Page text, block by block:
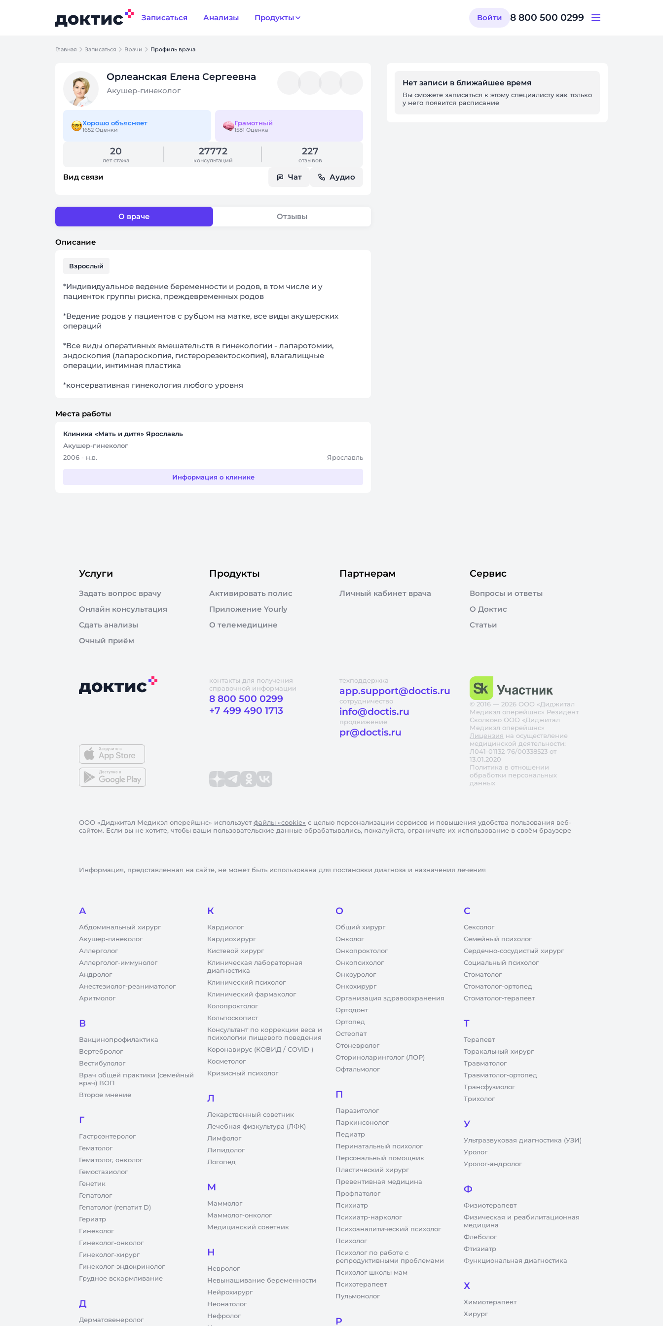
Записаться Анализы Продукты Войти 8 800 500 0299
Главная Записаться Врачи Профиль врача
Орлеанская Елена Сергеевна
Акушер-гинеколог
Хорошо объясняет
1652 Оценки
Грамотный
1581 Оценка
20
лет стажа
27772
консультаций
227
отзывов
Вид связи Чат Аудио
О враче Отзывы
Описание
Взрослый
*Индивидуальное ведение беременности и родов, в том числе и у
пациенток группы риска, преждевременных родов
*Ведение родов у пациентов с рубцом на матке, все виды акушерских
операций
*Все виды оперативных вмешательств в гинекологии - лапаротомии,
эндоскопия (лапароскопия, гистерорезектоскопия), влагалищные
операции, интимная пластика
Места работы
Клиника «Мать и дитя» Ярославль
Акушер-гинеколог
2006 - н.в.
Ярославль
Информация о клинике
Нет записи в ближайшее время
Вы сможете записаться к этому специалисту как только
у него появится расписание
Услуги
Задать вопрос врачу
Онлайн консультация
Сдать анализы
Очный приём
Продукты
Активировать полис
Приложение Yourly
О телемедицине
Партнерам
Личный кабинет врача
Сервис
Вопросы и ответы
О Доктис
Статьи
контакты для получения
справочной информации
8 800 500 0299
+7 499 490 1713
техподдержка
app.support@doctis.ru
сотрудничество
info@doctis.ru
продвижение
pr@doctis.ru
© 2016 — 2026 ООО «Диджитал
Медикэл оперейшнс» Резидент
Сколково ООО «Диджитал
Медикэл оперейшнс»
Лицензия на осуществление
медицинской деятельности:
Л041-01132-76/00338523 от
13.01.2020
Политика в отношении
обработки персональных
данных
ООО «Диджитал Медикэл оперейшнс» используетфайлы «cookie» с целью персонализации сервисов и повышения удобства пользования веб-
сайтом. Если вы не хотите, чтобы ваши пользовательские данные обрабатывались, пожалуйста, ограничьте их использование в своём браузере
Информация, представленная на сайте, не может быть использована для постановки диагноза и назначения лечения
А
Абдоминальный хирург
Акушер-гинеколог
Аллерголог
Аллерголог-иммунолог
Андролог
Анестезиолог-реаниматолог
Аритмолог
В
Вакцинопрофилактика
Вертебролог
Вестибулолог
Врач общей практики (семейный
врач) ВОП
Второе мнение
Г
Гастроэнтеролог
Гематолог
Гематолог, онколог
Гемостазиолог
Генетик
Гепатолог
Гепатолог (гепатит D)
Гериатр
Гинеколог
Гинеколог-онколог
Гинеколог-хирург
Гинеколог-эндокринолог
Грудное вскармливание
Д
Дерматовенеролог
К
Кардиолог
Кардиохирург
Кистевой хирург
Клиническая лабораторная
диагностика
Клинический психолог
Клинический фармаколог
Колопроктолог
Кольпоскопист
Консультант по коррекции веса и
психологии пищевого поведения
Коронавирус (КОВИД / COVID )
Косметолог
Кризисный психолог
Л
Лекарственный советник
Лечебная физкультура (ЛФК)
Лимфолог
Липидолог
Логопед
М
Маммолог
Маммолог-онколог
Медицинский советник
Н
Невролог
Невынашивание беременности
Нейрохирург
Неонатолог
Нефролог
О
Общий хирург
Онколог
Онкопроктолог
Онкопсихолог
Онкоуролог
Онкохирург
Организация здравоохранения
Ортодонт
Ортопед
Остеопат
Отоневролог
Оториноларинголог (ЛОР)
Офтальмолог
П
Паразитолог
Паркинсонолог
Педиатр
Перинатальный психолог
Персональный помощник
Пластический хирург
Превентивная медицина
Профпатолог
Психиатр
Психиатр-нарколог
Психоаналитический психолог
Психолог
Психолог по работе с
репродуктивными проблемами
Психолог школы мам
Психотерапевт
Пульмонолог
Р
С
Сексолог
Семейный психолог
Сердечно-сосудистый хирург
Социальный психолог
Стоматолог
Стоматолог-ортопед
Стоматолог-терапевт
Т
Терапевт
Торакальный хирург
Травматолог
Травматолог-ортопед
Трансфузиолог
Трихолог
У
Ультразвуковая диагностика (УЗИ)
Уролог
Уролог-андролог
Ф
Физиотерапевт
Физическая и реабилитационная
медицина
Флеболог
Фтизиатр
Функциональная диагностика
Х
Химиотерапевт
Хирург